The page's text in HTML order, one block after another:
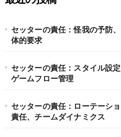
セッターの責任：怪我の予防
体的要求
セッターの責任：スタイル設
ゲームフロー管理
セッターの責任：ローテーシ
責任、チームダイナミクス